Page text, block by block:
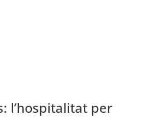
l’hospitalitat per